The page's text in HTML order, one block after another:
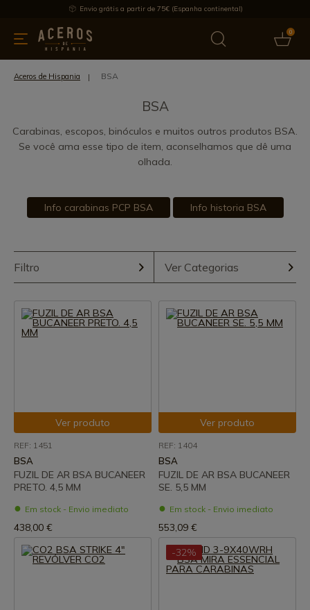
Envio grátis a partir de 75€ (Espanha continental)
0
& Utensílios de cozinha Oferece Últimas notícias
Aceros de Hispania BSA
BSA
Carabinas, escopos, binóculos e muitos outros produtos BSA.
Se você ama esse tipo de item, aconselhamos que dê uma
olhada.
Info carabinas PCP BSA Info historia BSA
Filtro Ver Categorias
Ver produto
REF: 1451
BSA
FUZIL DE AR BSA BUCANEER
PRETO. 4,5 MM
Em stock - Envio imediato
438,00 €
Ver produto
REF: 1404
BSA
FUZIL DE AR BSA BUCANEER
SE. 5,5 MM
Em stock - Envio imediato
553,09 €
-32%